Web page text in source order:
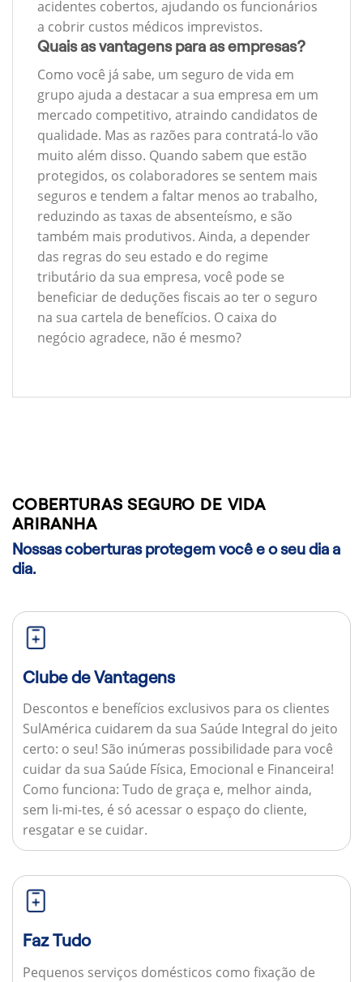
acidentes cobertos, ajudando os funcionários
a cobrir custos médicos imprevistos.
Quais as vantagens para as empresas?
Como você já sabe, um seguro de vida em
grupo ajuda a destacar a sua empresa em um
mercado competitivo, atraindo candidatos de
qualidade. Mas as razões para contratá-lo vão
muito além disso. Quando sabem que estão
protegidos, os colaboradores se sentem mais
seguros e tendem a faltar menos ao trabalho,
reduzindo as taxas de absenteísmo, e são
também mais produtivos. Ainda, a depender
das regras do seu estado e do regime
tributário da sua empresa, você pode se
beneficiar de deduções fiscais ao ter o seguro
na sua cartela de benefícios. O caixa do
negócio agradece, não é mesmo?
COBERTURAS SEGURO DE VIDA
ARIRANHA
Nossas coberturas protegem você e o seu dia a
dia.
Clube de Vantagens
Descontos e benefícios exclusivos para os clientes
SulAmérica cuidarem da sua Saúde Integral do jeito
certo: o seu! São inúmeras possibilidade para você
cuidar da sua Saúde Física, Emocional e Financeira!
Como funciona: Tudo de graça e, melhor ainda,
sem li-mi-tes, é só acessar o espaço do cliente,
resgatar e se cuidar.
Faz Tudo
Pequenos serviços domésticos como fixação de